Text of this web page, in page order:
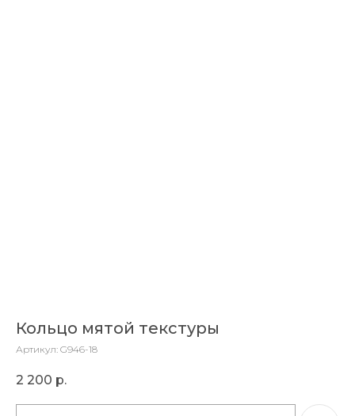
Кольцо мятой текстуры
Артикул: G946-18
2 200 р.